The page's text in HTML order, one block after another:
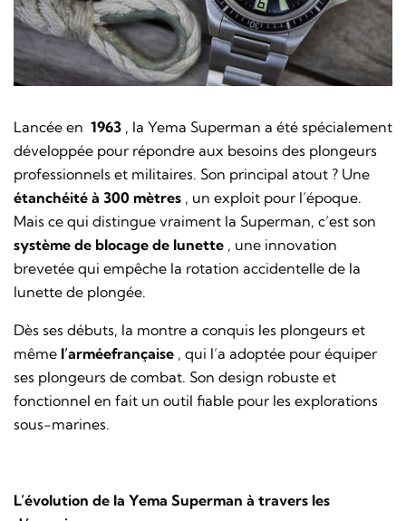
Lancée en 1963 , la Yema Superman a été spécialement
développée pour répondre aux besoins des plongeurs
professionnels et militaires. Son principal atout ? Une
étanchéité à 300 mètres , un exploit pour l’époque.
Mais ce qui distingue vraiment la Superman, c’est son
système de blocage de lunette , une innovation
brevetée qui empêche la rotation accidentelle de la
lunette de plongée.
Dès ses débuts, la montre a conquis les plongeurs et
même l’arméefrançaise , qui l’a adoptée pour équiper
ses plongeurs de combat. Son design robuste et
fonctionnel en fait un outil fiable pour les explorations
sous-marines.
L’évolution de la Yema Superman à travers les